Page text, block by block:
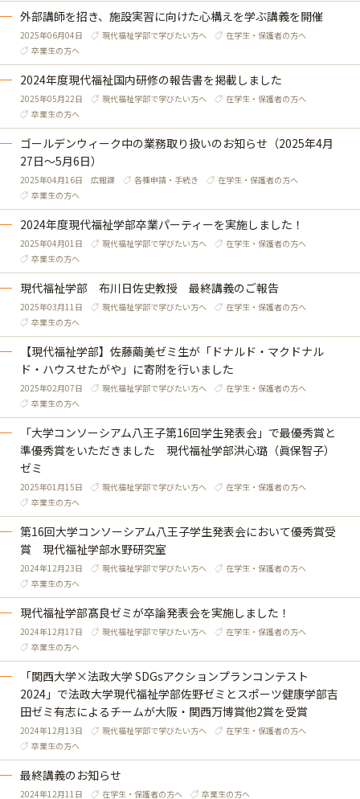
外部講師を招き、施設実習に向けた心構えを学ぶ講義を開催
2025年06月04日 現代福祉学部で学びたい方へ
在学生・保護者の方へ
卒業生の方へ
2024年度現代福祉国内研修の報告書を掲載しました
2025年05月22日 現代福祉学部で学びたい方へ
在学生・保護者の方へ
卒業生の方へ
ゴールデンウィーク中の業務取り扱いのお知らせ（2025年4月
27日～5月6日）
2025年04月16日 広報課 各種申請・手続き
在学生・保護者の方へ
卒業生の方へ
2024年度現代福祉学部卒業パーティーを実施しました！
2025年04月01日 現代福祉学部で学びたい方へ
在学生・保護者の方へ
卒業生の方へ
現代福祉学部 布川日佐史教授 最終講義のご報告
2025年03月11日 現代福祉学部で学びたい方へ
在学生・保護者の方へ
卒業生の方へ
【現代福祉学部】佐藤繭美ゼミ生が「ドナルド・マクドナル
ド・ハウスせたがや」に寄附を行いました
2025年02月07日 現代福祉学部で学びたい方へ
在学生・保護者の方へ
卒業生の方へ
「大学コンソーシアム八王子第16回学生発表会」で最優秀賞と
準優秀賞をいただきました 現代福祉学部洪心璐（眞保智子）
ゼミ
2025年01月15日 現代福祉学部で学びたい方へ
在学生・保護者の方へ
卒業生の方へ
第16回大学コンソーシアム八王子学生発表会において優秀賞受
賞 現代福祉学部水野研究室
2024年12月23日 現代福祉学部で学びたい方へ
在学生・保護者の方へ
卒業生の方へ
現代福祉学部髙良ゼミが卒論発表会を実施しました！
2024年12月17日 現代福祉学部で学びたい方へ
在学生・保護者の方へ
卒業生の方へ
「関西大学×法政大学 SDGsアクションプランコンテスト
2024」で法政大学現代福祉学部佐野ゼミとスポーツ健康学部吉
田ゼミ有志によるチームが大阪・関西万博賞他2賞を受賞
2024年12月13日 現代福祉学部で学びたい方へ
在学生・保護者の方へ
卒業生の方へ
最終講義のお知らせ
2024年12月11日 在学生・保護者の方へ 卒業生の方へ